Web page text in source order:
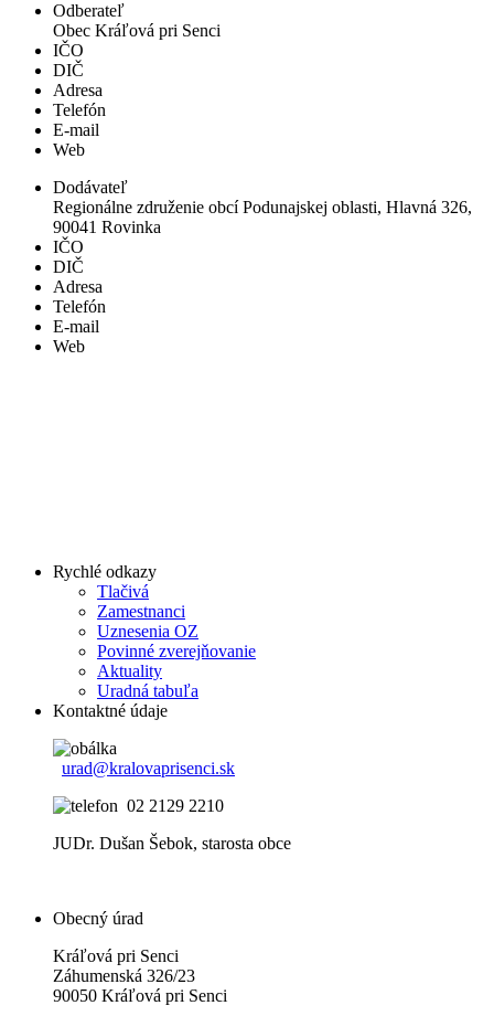
Odberateľ
Obec Kráľová pri Senci
IČO
DIČ
Adresa
Telefón
E-mail
Web
Dodávateľ
Regionálne združenie obcí Podunajskej oblasti, Hlavná 326,
90041 Rovinka
IČO
DIČ
Adresa
Telefón
E-mail
Web
Rychlé odkazy
Tlačivá
Zamestnanci
Uznesenia OZ
Povinné zverejňovanie
Aktuality
Uradná tabuľa
Kontaktné údaje
urad@kralovaprisenci.sk
02 2129 2210
JUDr. Dušan Šebok, starosta obce
Obecný úrad
Kráľová pri Senci
Záhumenská 326/23
90050 Kráľová pri Senci